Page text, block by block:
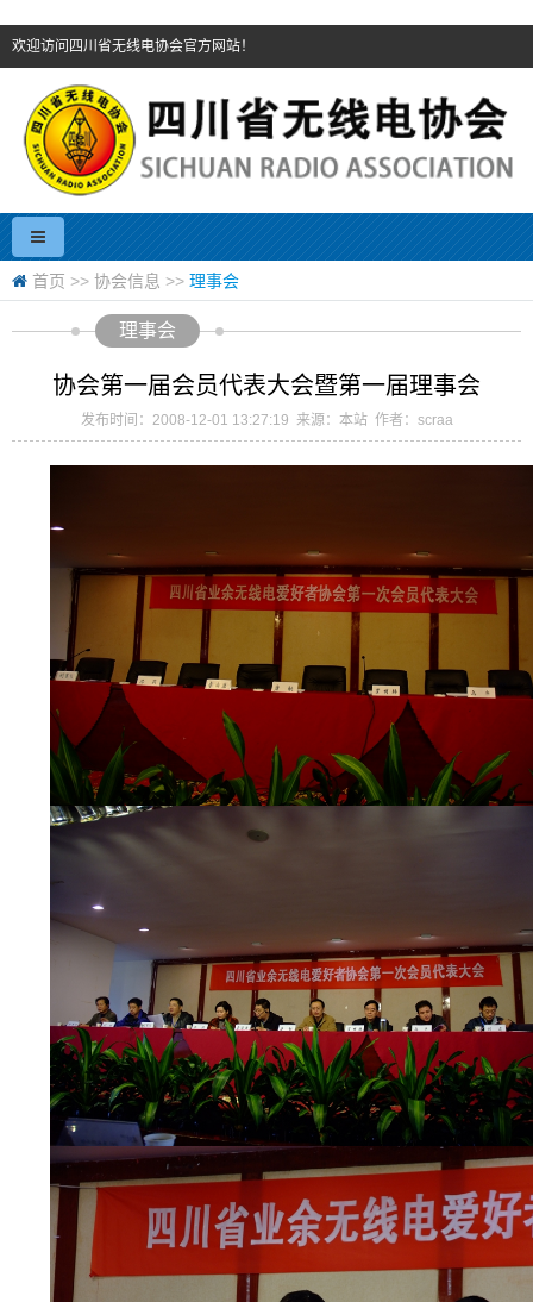
欢迎访问四川省无线电协会官方网站！
首页 >> 协会信息 >> 理事会
理事会
协会第一届会员代表大会暨第一届理事会
发布时间：2008-12-01 13:27:19 来源：本站 作者：scraa